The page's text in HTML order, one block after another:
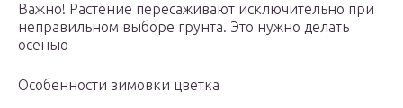
Важно! Растение пересаживают исключительно при
неправильном выборе грунта. Это нужно делать
осенью
Особенности зимовки цветка